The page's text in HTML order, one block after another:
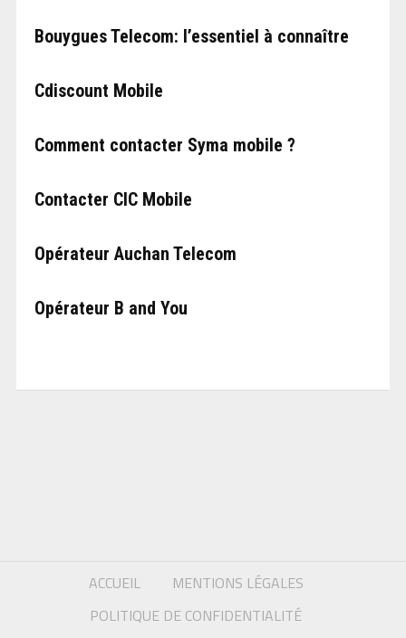
Bouygues Telecom: l’essentiel à connaître
Cdiscount Mobile
Comment contacter Syma mobile ?
Contacter CIC Mobile
Opérateur Auchan Telecom
Opérateur B and You
ACCUEIL
MENTIONS LÉGALES
POLITIQUE DE CONFIDENTIALITÉ